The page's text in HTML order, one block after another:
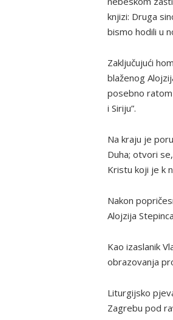
knjizi: Druga
bismo hodili u
Zaključujući
blaženog
posebno
i Siriju”.
Na kraju je
Duha; otvori
Kristu koji je k
Nakon
Alojzija
Kao izaslanik
obrazovanja
Liturgijsko
Zagrebu pod